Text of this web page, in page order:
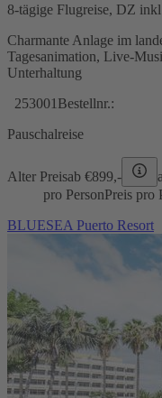
8-tägige Flugreise, DZ
Charmante Anlage im
Tagesanimation, Live-
Unterhaltung
253001 Bestellnr.:
Pauschalreise
Alter Preisab €899,-
pro PersonPreis pro
BLUESEA Puerto Resort